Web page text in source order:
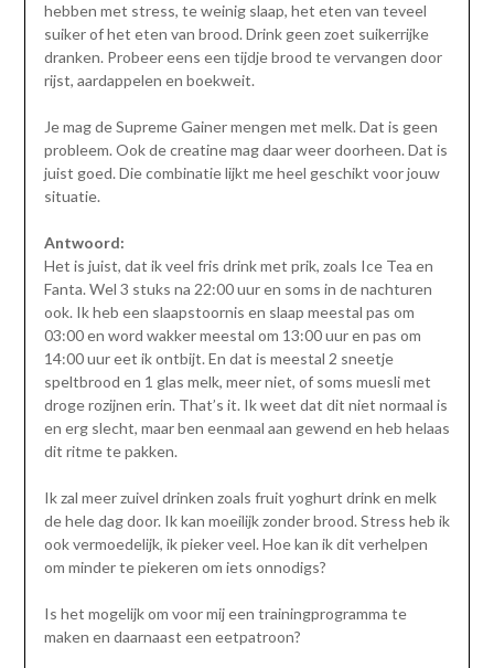
hebben met stress, te weinig slaap, het eten van teveel
suiker of het eten van brood. Drink geen zoet suikerrijke
dranken. Probeer eens een tijdje brood te vervangen door
rijst, aardappelen en boekweit.
Je mag de Supreme Gainer mengen met melk. Dat is geen
probleem. Ook de creatine mag daar weer doorheen. Dat is
juist goed. Die combinatie lijkt me heel geschikt voor jouw
situatie.
Antwoord:
Het is juist, dat ik veel fris drink met prik, zoals Ice Tea en
Fanta. Wel 3 stuks na 22:00 uur en soms in de nachturen
ook. Ik heb een slaapstoornis en slaap meestal pas om
03:00 en word wakker meestal om 13:00 uur en pas om
14:00 uur eet ik ontbijt. En dat is meestal 2 sneetje
speltbrood en 1 glas melk, meer niet, of soms muesli met
droge rozijnen erin. That’s it. Ik weet dat dit niet normaal is
en erg slecht, maar ben eenmaal aan gewend en heb helaas
dit ritme te pakken.
Ik zal meer zuivel drinken zoals fruit yoghurt drink en melk
de hele dag door. Ik kan moeilijk zonder brood. Stress heb ik
ook vermoedelijk, ik pieker veel. Hoe kan ik dit verhelpen
om minder te piekeren om iets onnodigs?
Is het mogelijk om voor mij een trainingprogramma te
maken en daarnaast een eetpatroon?